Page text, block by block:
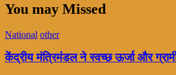
You may Missed
National other
केंद्रीय मंत्रिमंडल ने स्वच्छ ऊर्जा और